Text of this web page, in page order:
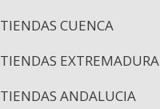
TIENDAS CUENCA
TIENDAS EXTREMADURA
TIENDAS ANDALUCIA